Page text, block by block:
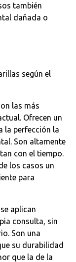
también
dañada o
según el
las más
Ofrecen un
la perfección la
Son altamente
con el tiempo.
los casos un
para
aplican
consulta, sin
Son una
su durabilidad
que la de la